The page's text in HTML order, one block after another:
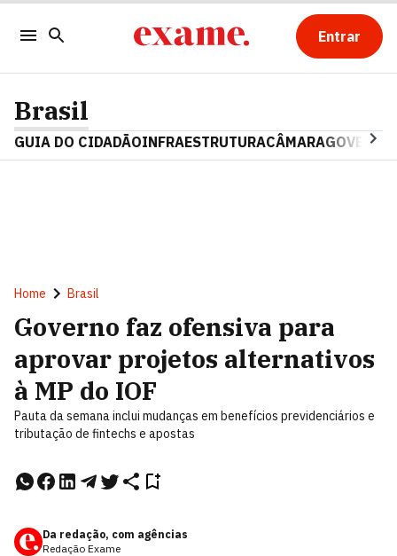
Entrar
Brasil
GUIA DO CIDADÃOINFRAESTRUTURACÂMARAGOVERNO
Home Brasil
Governo faz ofensiva para
aprovar projetos alternativos
à MP do IOF
Pauta da semana inclui mudanças em benefícios previdenciários e
tributação de fintechs e apostas
Da redação, com agências
Redação Exame